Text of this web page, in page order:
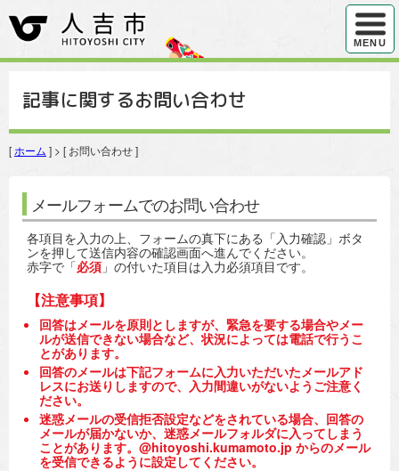
ハンバ
MENU
記事に関するお問い合わせ
[ ホーム ] > [ お問い合わせ ]
メールフォームでのお問い合わせ
各項目を入力の上、フォームの真下にある「入力確認」ボタ
ンを押して送信内容の確認画面へ進んでください。
赤字で「必須 」の付いた項目は入力必須項目です。
【注意事項】
回答はメールを原則としますが、緊急を要する場合やメー
ルが送信できない場合など、状況によっては電話で行うこ
とがあります。
回答のメールは下記フォームに入力いただいたメールアド
レスにお送りしますので、入力間違いがないようご注意く
ださい。
迷惑メールの受信拒否設定などをされている場合、回答の
メールが届かないか、迷惑メールフォルダに入ってしまう
ことがあります。@hitoyoshi.kumamoto.jp からのメール
を受信できるように設定してください。